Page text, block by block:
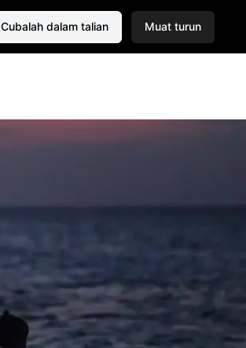
Cubalah dalam talian Muat turun